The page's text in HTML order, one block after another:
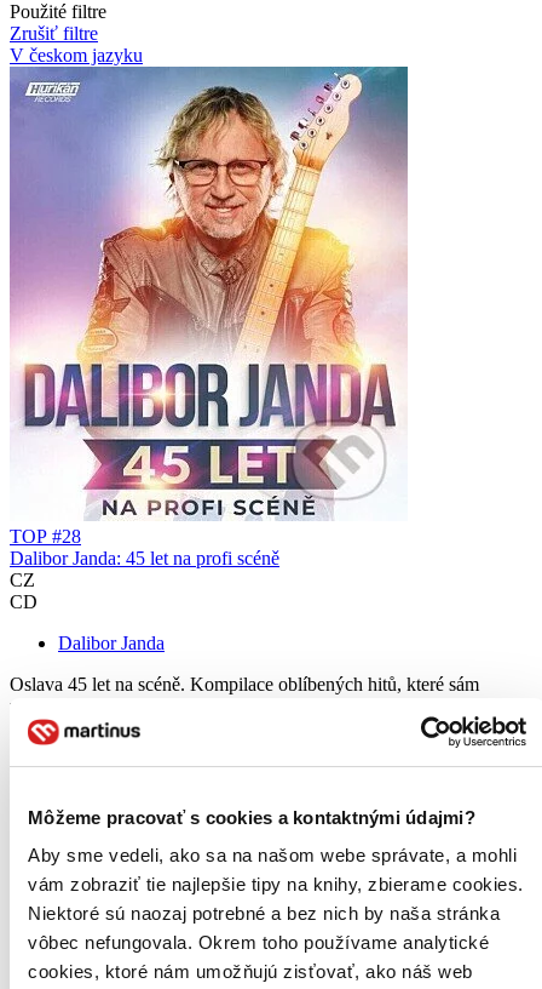
Môžeme pracovať s cookies a kontaktnými údajmi?
Aby sme vedeli, ako sa na našom webe správate, a mohli
vám zobraziť tie najlepšie tipy na knihy, zbierame cookies.
Niektoré sú naozaj potrebné a bez nich by naša stránka
vôbec nefungovala. Okrem toho používame analytické
cookies, ktoré nám umožňujú zisťovať, ako náš web
Použité filtre
Zrušiť filtre
V českom jazyku
TOP #28
Dalibor Janda: 45 let na profi scéně
CZ
CD
Dalibor Janda
Oslava 45 let na scéně. Kompilace oblíbených hitů, které sám
umělec vybral. Hudební cesta plná hitů a vzpomínek.
17,00 €
Tento titul máme síce aktuálne na sklade, máme však už iba
posledné kusy. Ak ho chcete mať rýchlo, ponáhľajte sa!
Dodanie ďalších môže trvať dlhšie, zvyčajne do 8 dní.
Pridať do zoznamu
Vložiť do košíka